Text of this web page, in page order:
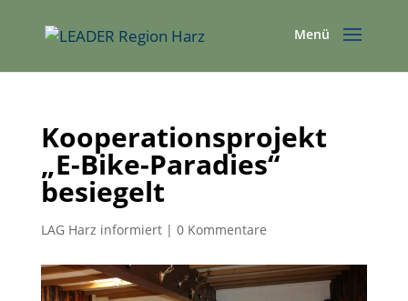
Kooperationsprojekt
„E-Bike-Paradies“
besiegelt
LAG Harz informiert| 0 Kommentare